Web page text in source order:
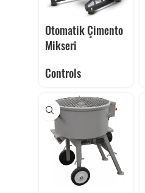
Otomatik Çimento
Mikseri
Controls